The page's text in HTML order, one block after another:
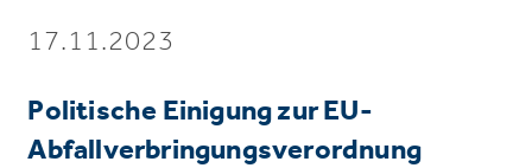
17.11.2023
Politische Einigung zur EU-
Abfallverbringungsverordnung